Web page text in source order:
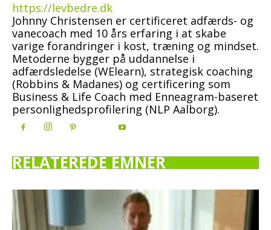
https://levbedre.dk
Johnny Christensen er certificeret adfærds- og
vanecoach med 10 års erfaring i at skabe
varige forandringer i kost, træning og mindset.
Metoderne bygger på uddannelse i
adfærdsledelse (WElearn), strategisk coaching
(Robbins & Madanes) og certificering som
Business & Life Coach med Enneagram-baseret
personlighedsprofilering (NLP Aalborg).
RELATEREDE EMNER